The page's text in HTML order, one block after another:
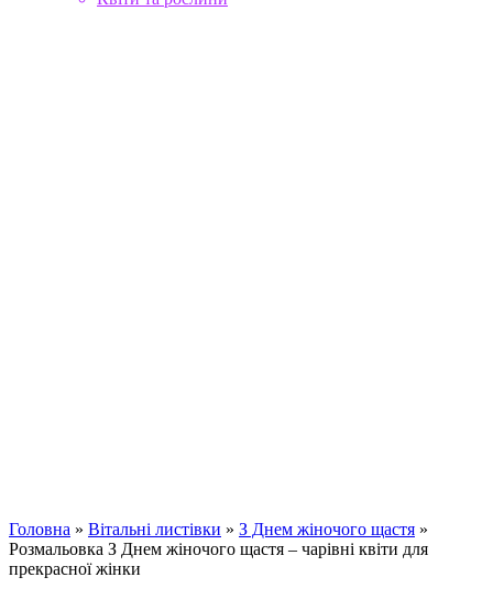
Головна » Вітальні листівки » З Днем жіночого щастя »
Розмальовка З Днем жіночого щастя – чарівні квіти для
прекрасної жінки